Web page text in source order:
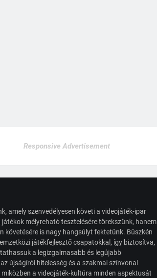
Responsive Advertisement
amely szenvedélyesen követi a videojáték-ipar
mélyreható tesztelésére törekszünk, hanem
követésére is nagy hangsúlyt fektetünk. Büszkén
játékfejlesztő csapatokkal, így biztosítva,
a legizgalmasabb és legújabb
újságírói hitelesség és a szakmai színvonal
a videojáték-kultúra minden aspektusát